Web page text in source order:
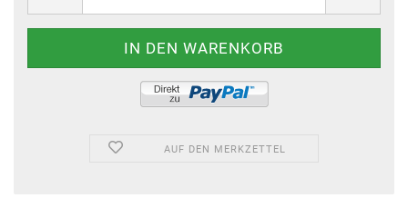
AUF DEN MERKZETTEL